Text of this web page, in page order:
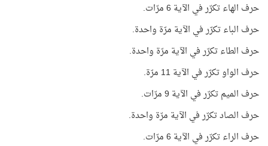
حرف الهاء تكرّر في الآية 6 مرّات.
حرف الباء تكرّر في الآية مرّة واحدة.
حرف الطاء تكرّر في الآية مرّة واحدة.
حرف الواو تكرّر في الآية 11 مرّة.
حرف الميم تكرّر في الآية 9 مرّات.
حرف الصاد تكرّر في الآية مرّة واحدة.
حرف الراء تكرّر في الآية 6 مرّات.